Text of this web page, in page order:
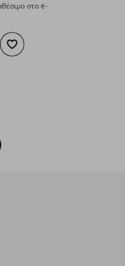
στο e-
στο καλάθι
Προσθήκη στα αγαπημένα
Back To Top